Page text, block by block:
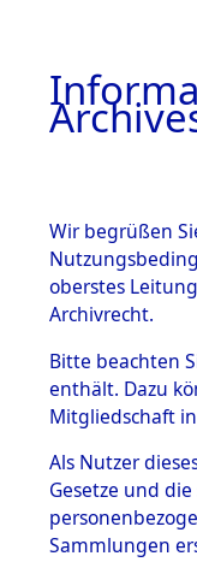
BESTÄNDE
1.
mente
5.
5.3
Wir begrüßen
oberstes
Archivrecht.
Bitte beachten
enthält. Dazu
Mitgliedschaft
Als Nutzer
Gesetze und
Sammlungen